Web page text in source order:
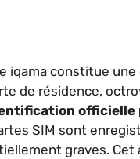
iqama constitue
de résidence,
officielle
SIM sont
graves. Cet